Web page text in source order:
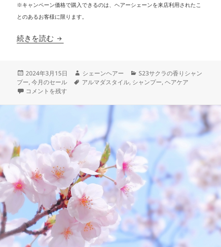
※キャンペーン価格で購入できるのは、ヘアーシェーンを来店利用されたこ
とのあるお客様に限ります。
続きを読む 【2024桜セール23%OFF開催】桜が咲いてから
投
稿
日:
2024年3月15日
作
成
シェーンヘアー
カ
テ
ー
S23サクラの香りシャン
プー,今月のセール
タ
アルマダスタイル, シャンプー,ヘアケア
【2024桜セール23%OFF開催】桜が咲いてから散るまでの期間限定です
コメントを残す